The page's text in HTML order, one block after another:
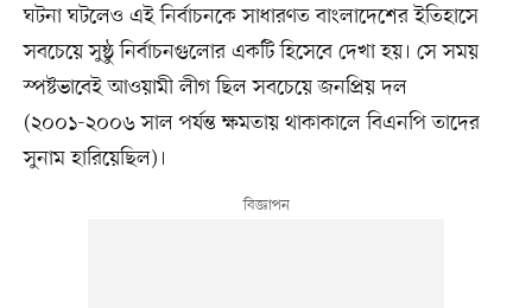
ঘটনা ঘটলেও এই নির্বাচনকে সাধারণত বাংলাদেশের ইতিহাসে
সবচেয়ে সুষ্ঠু নির্বাচনগুলোর একটি হিসেবে দেখা হয়। সে সময়
স্পষ্টভাবেই আওয়ামী লীগ ছিল সবচেয়ে জনপ্রিয় দল
(২০০১-২০০৬ সাল পর্যন্ত ক্ষমতায় থাকাকালে বিএনপি তাদের
সুনাম হারিয়েছিল)।